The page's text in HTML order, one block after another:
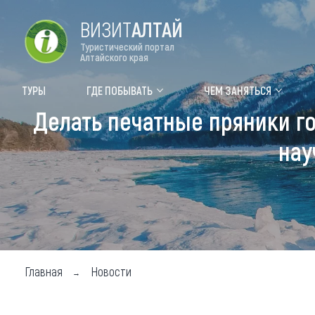
Форум VISIT ALTAI
Туры Где
Топ
ВИЗИТАЛТАЙ
Туристический портал
Алтайского края
ТУРЫ ГДЕ ПОБЫВАТЬ ЧЕМ ЗАНЯТЬСЯ
Делать печатные пряники
Главная Новости